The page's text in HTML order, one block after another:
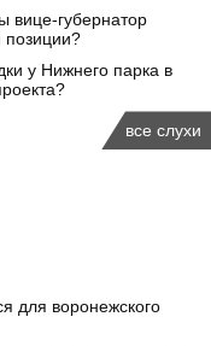
вице-губернатор
позиции?
у Нижнего парка в
все слухи
для воронежского